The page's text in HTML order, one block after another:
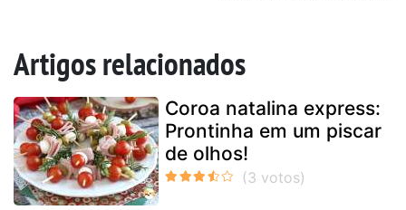
Artigos relacionados
Coroa natalina express:
Prontinha em um piscar
de olhos!